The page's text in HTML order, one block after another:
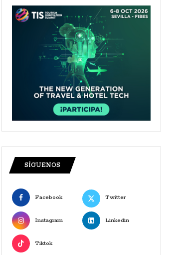
SÍGUENOS
Facebook Twitter
Instagram Linkedin
Tiktok